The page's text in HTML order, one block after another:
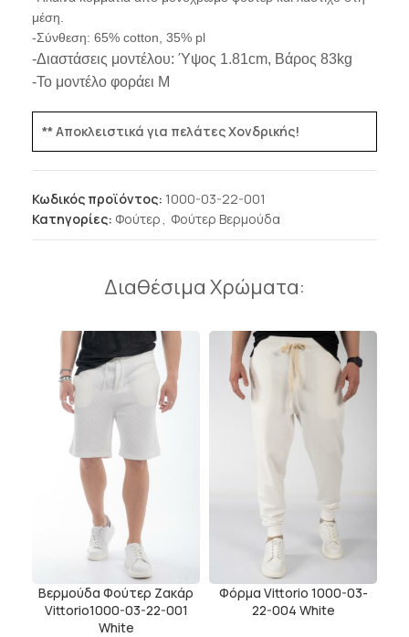
μέση.
-Σύνθεση: 65% cotton, 35% pl
-Διαστάσεις μοντέλου: Ύψος 1.81cm, Βάρος 83kg
-Το μοντέλο φοράει M
** Αποκλειστικά για πελάτες Χονδρικής!
Κωδικός προϊόντος: 1000-03-22-001
Κατηγορίες: Φούτερ , Φούτερ Βερμούδα
Διαθέσιμα Χρώματα:
Βερμούδα Φούτερ Ζακάρ
Vittorio1000-03-22-001
White
Φόρμα Vittorio 1000-03-
22-004 White